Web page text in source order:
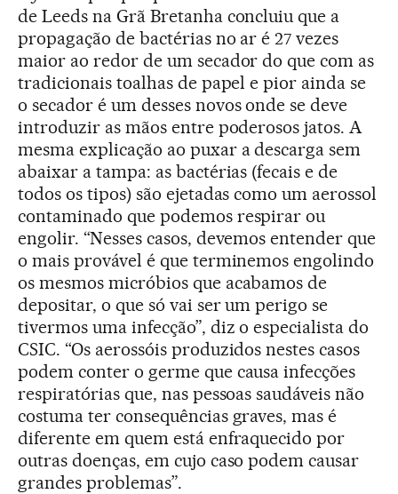
de Leeds na Grã Bretanha concluiu que a
propagação de bactérias no ar é 27 vezes
maior ao redor de um secador do que com as
tradicionais toalhas de papel e pior ainda se
o secador é um desses novos onde se deve
introduzir as mãos entre poderosos jatos. A
mesma explicação ao puxar a descarga sem
abaixar a tampa: as bactérias (fecais e de
todos os tipos) são ejetadas como um aerossol
contaminado que podemos respirar ou
engolir. “Nesses casos, devemos entender que
o mais provável é que terminemos engolindo
os mesmos micróbios que acabamos de
depositar, o que só vai ser um perigo se
tivermos uma infecção”, diz o especialista do
CSIC. “Os aerossóis produzidos nestes casos
podem conter o germe que causa infecções
respiratórias que, nas pessoas saudáveis não
costuma ter consequências graves, mas é
diferente em quem está enfraquecido por
outras doenças, em cujo caso podem causar
grandes problemas”.